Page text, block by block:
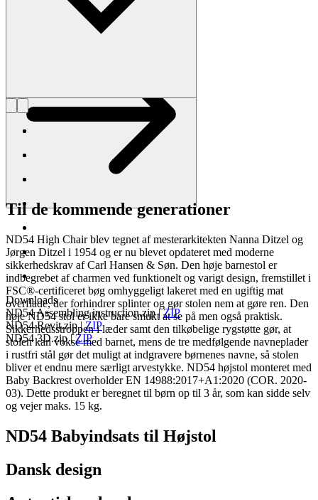
Læs mere om Nanna Ditzel & Jørgen Ditzel
Downloads
ND54 Assembling instruction.zip|ZIP
ND54 Revit.zip|ZIP
ND54 3D.zip|ZIP
Til de kommende generationer
ND54 High Chair blev tegnet af mesterarkitekten Nanna Ditzel og
Jørgen Ditzel i 1954 og er nu blevet opdateret med moderne
sikkerhedskrav af Carl Hansen & Søn. Den høje barnestol er
indbegrebet af charmen ved funktionelt og varigt design, fremstillet i
FSC®-certificeret bøg omhyggeligt lakeret med en ugiftig mat
overflade, der forhindrer splinter og gør stolen nem at gøre ren. Den
høje ND54 stol er ikke bare smukt at se på men også praktisk.
Sikkerhedsstroppen i læder samt den tilkøbelige rygstøtte gør, at
stolen kan vokse med barnet, mens de tre medfølgende navneplader
i rustfri stål gør det muligt at indgravere børnenes navne, så stolen
bliver et endnu mere særligt arvestykke. ND54 højstol monteret med
Baby Backrest overholder EN 14988:2017+A1:2020 (COR. 2020-
03). Dette produkt er beregnet til børn op til 3 år, som kan sidde selv
og vejer maks. 15 kg.
ND54 Babyindsats til Højstol
Dansk design